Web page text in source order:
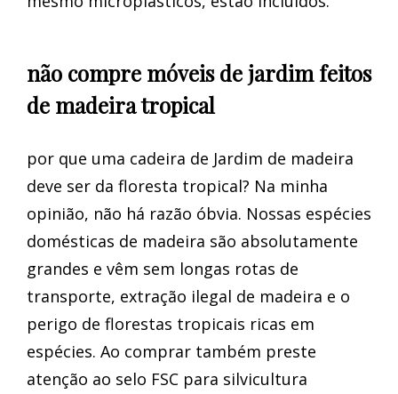
não compre móveis de jardim feitos
de madeira tropical
por que uma cadeira de Jardim de madeira
deve ser da floresta tropical? Na minha
opinião, não há razão óbvia. Nossas espécies
domésticas de madeira são absolutamente
grandes e vêm sem longas rotas de
transporte, extração ilegal de madeira e o
perigo de florestas tropicais ricas em
espécies. Ao comprar também preste
atenção ao selo FSC para silvicultura